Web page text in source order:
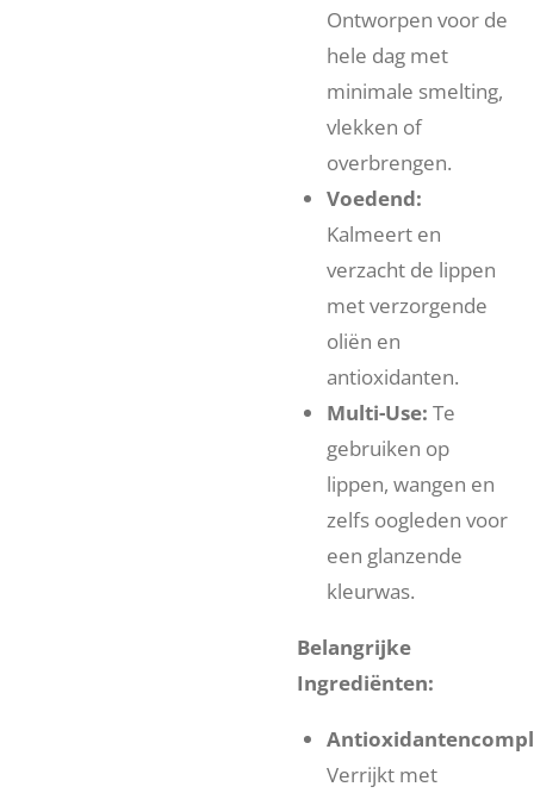
Ontworpen voor de
hele dag met
minimale smelting,
vlekken of
overbrengen.
Voedend:
Kalmeert en
verzacht de lippen
met verzorgende
oliën en
antioxidanten.
Multi-Use: Te
gebruiken op
lippen, wangen en
zelfs oogleden voor
een glanzende
kleurwas.
Belangrijke
Ingrediënten:
Verrijkt met